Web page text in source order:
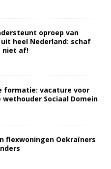
oproep van
heel Nederland: schaf
niet af!
formatie: vacature voor
Sociaal Domein
flexwoningen Oekraïners